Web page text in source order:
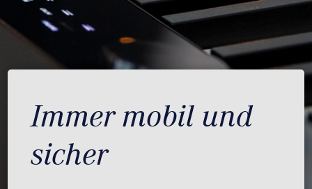
Immer mobil und
sicher